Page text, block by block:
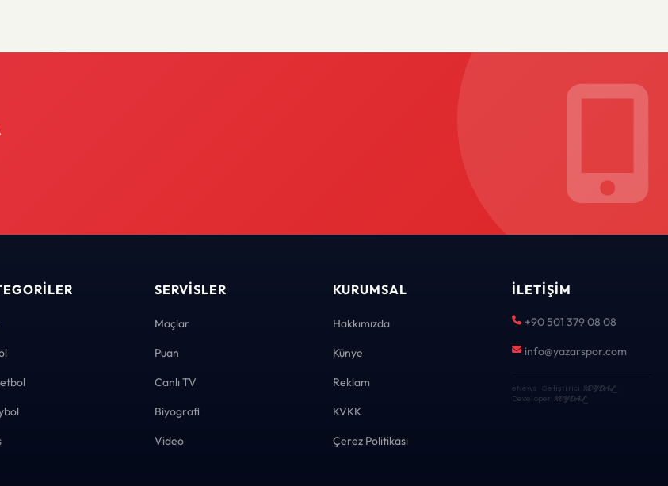
SERVISLER
Maçlar
Puan
Canlı TV
Biyografi
Video
KURUMSAL
Hakkımızda
Künye
Reklam
KVKK
Çerez Politikası
İLETIŞIM
+90 501 379 08 08
info@yazarspor.com
eNews · Geliştirici KEYDAL·
Developer KEYDAL